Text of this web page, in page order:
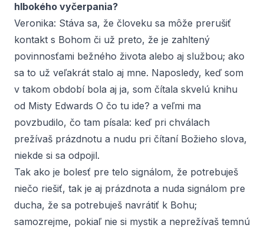
hlbokého vyčerpania?
Veronika: Stáva sa, že človeku sa môže prerušiť
kontakt s Bohom či už preto, že je zahltený
povinnosťami bežného života alebo aj službou; ako
sa to už veľakrát stalo aj mne. Naposledy, keď som
v takom období bola aj ja, som čítala skvelú knihu
od Misty Edwards O čo tu ide? a veľmi ma
povzbudilo, čo tam písala: keď pri chválach
prežívaš prázdnotu a nudu pri čítaní Božieho slova,
niekde si sa odpojil.
Tak ako je bolesť pre telo signálom, že potrebuješ
niečo riešiť, tak je aj prázdnota a nuda signálom pre
ducha, že sa potrebuješ navrátiť k Bohu;
samozrejme, pokiaľ nie si mystik a neprežívaš temnú